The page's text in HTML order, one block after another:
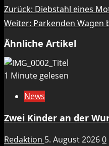
Zurück: Diebstahl eines
Weiter: Parkenden
Ähnliche Artikel
1 Minute gelesen
News
Zwei Kinder an der
Redaktion 5. August 20260